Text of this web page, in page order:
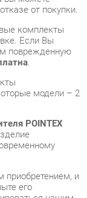
POINTEX
и
нашим
вы можете по